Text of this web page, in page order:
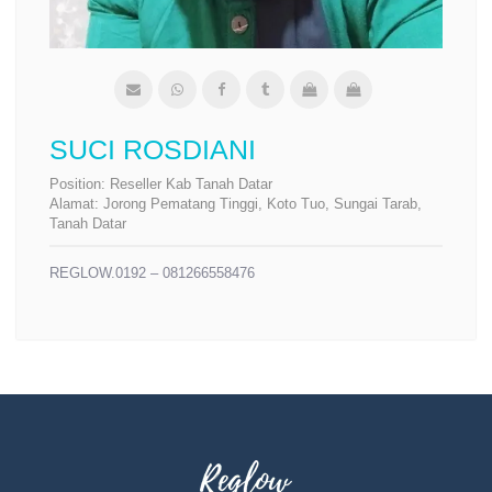
SUCI ROSDIANI
Position: Reseller Kab Tanah Datar
Alamat: Jorong Pematang Tinggi, Koto Tuo, Sungai Tarab,
Tanah Datar
REGLOW.0192 – 081266558476